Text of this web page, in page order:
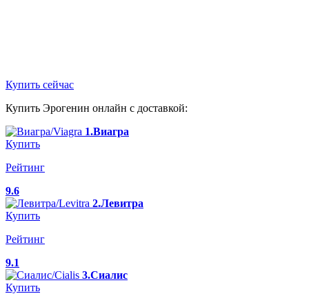
Купить сейчас
Купить Эрогенин онлайн с доставкой:
1.Виагра
Купить
Рейтинг
9.6
2.Левитра
Купить
Рейтинг
9.1
3.Сиалис
Купить